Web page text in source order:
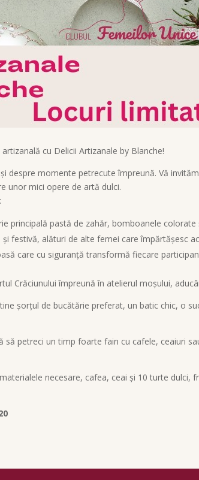
cu Delicii Artizanale by Blanche!
despre momente petrecute împreună. Vă
unor mici opere de artă dulci.
principală pastă de zahăr, bomboanele
festivă, alături de alte femei care împărtășesc
care cu siguranță transformă fiecare
Crăciunului împreună în atelierul moșului,
șorțul de bucătărie preferat, un batic chic, o
să petreci un timp foarte fain cu cafele, ceaiuri
necesare, cafea, ceai și 10 turte